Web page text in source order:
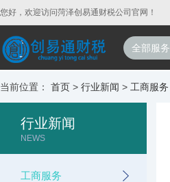
您好，欢迎访问菏泽创易通财税公司官网！
全部服务
当前位置： 首页 > 行业新闻 > 工商服务
行业新闻
NEWS
工商服务